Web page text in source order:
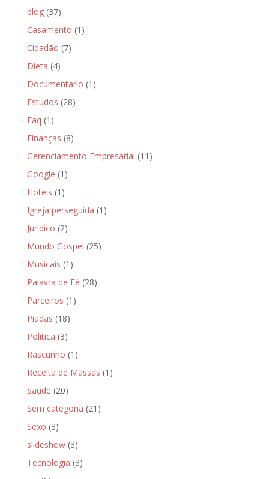
blog(37)
Casamento (1)
Cidadão (7)
Dieta (4)
Documentário (1)
Estudos (28)
Faq (1)
Finanças (8)
Gerenciamento Empresarial (11)
Google (1)
Hoteis (1)
Igreja perseguida (1)
Juridico (2)
Mundo Gospel (25)
Musicais (1)
Palavra de Fé (28)
Parceiros (1)
Piadas (18)
Politica (3)
Rascunho (1)
Receita de Massas (1)
Saude (20)
Sem categoria (21)
Sexo (3)
slideshow(3)
Tecnologia (3)